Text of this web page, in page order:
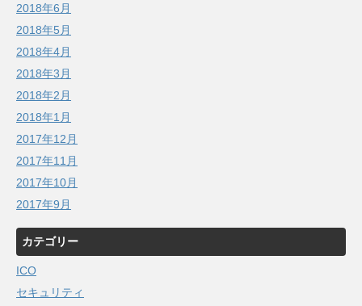
2018年6月
2018年5月
2018年4月
2018年3月
2018年2月
2018年1月
2017年12月
2017年11月
2017年10月
2017年9月
カテゴリー
ICO
セキュリティ